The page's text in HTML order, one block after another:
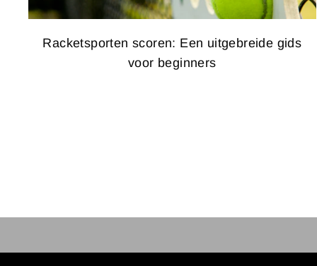
Racketsporten scoren: Een uitgebreide gids
voor beginners